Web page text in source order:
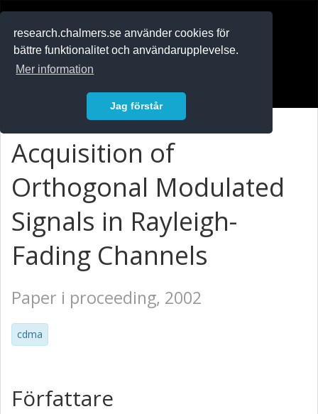
research.chalmers.se använder cookies för
bättre funktionalitet och användarupplevelse.
Mer information
Jag förstår
Acquisition of
Orthogonal Modulated
Signals in Rayleigh-
Fading Channels
Paper i proceeding, 2002
cdma
Författare